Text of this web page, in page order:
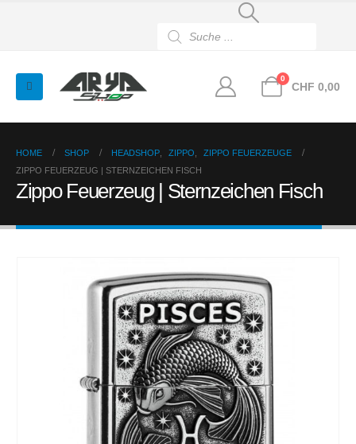
search
0
CHF 0,00
HOME SHOP HEADSHOP ZIPPO
ZIPPO FEUERZEUGE
ZIPPO FEUERZEUG | STERNZEICHEN FISCH
Zippo Feuerzeug | Sternzeichen Fisch